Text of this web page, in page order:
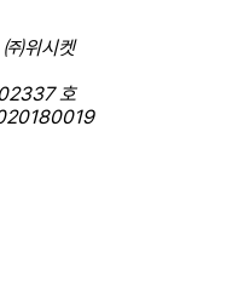
㈜위시켓
호